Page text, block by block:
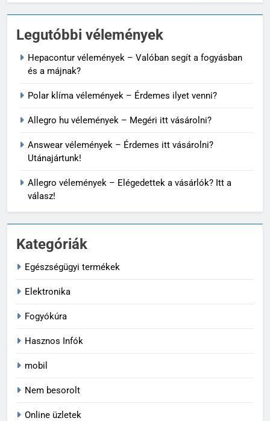
Legutóbbi vélemények
Hepacontur vélemények – Valóban segít a fogyásban
és a májnak?
Polar klíma vélemények – Érdemes ilyet venni?
Allegro hu vélemények – Megéri itt vásárolni?
Answear vélemények – Érdemes itt vásárolni?
Utánajártunk!
Allegro vélemények – Elégedettek a vásárlók? Itt a
válasz!
Kategóriák
Egészségügyi termékek
Elektronika
Fogyókúra
Hasznos Infók
mobil
Nem besorolt
Online üzletek